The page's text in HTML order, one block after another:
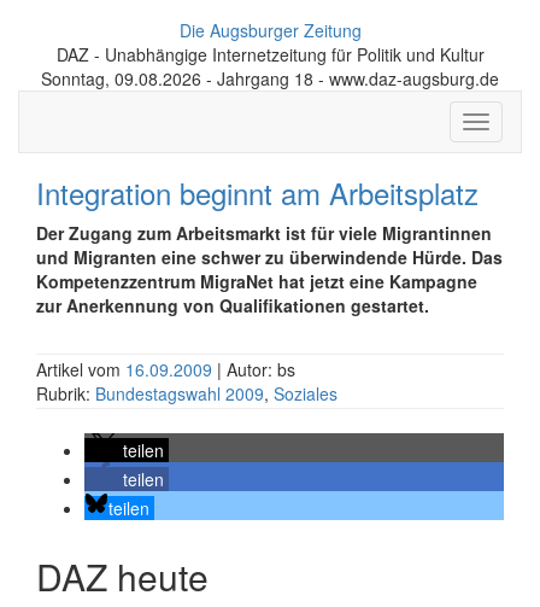
Die Augsburger Zeitung
DAZ - Unabhängige Internetzeitung für Politik und Kultur
Sonntag, 09.08.2026 - Jahrgang 18 - www.daz-augsburg.de
Toggle
Integration beginnt am Arbeitsplatz
Der Zugang zum Arbeitsmarkt ist für viele Migrantinnen
und Migranten eine schwer zu überwindende Hürde. Das
Kompetenzzentrum MigraNet hat jetzt eine Kampagne
zur Anerkennung von Qualifikationen gestartet.
Artikel vom 16.09.2009 | Autor: bs
Rubrik: Bundestagswahl 2009, Soziales
teilen
teilen
teilen
DAZ heute